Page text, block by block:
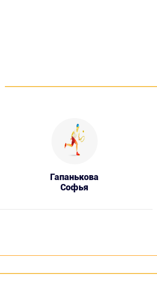
Гапанькова
Софья